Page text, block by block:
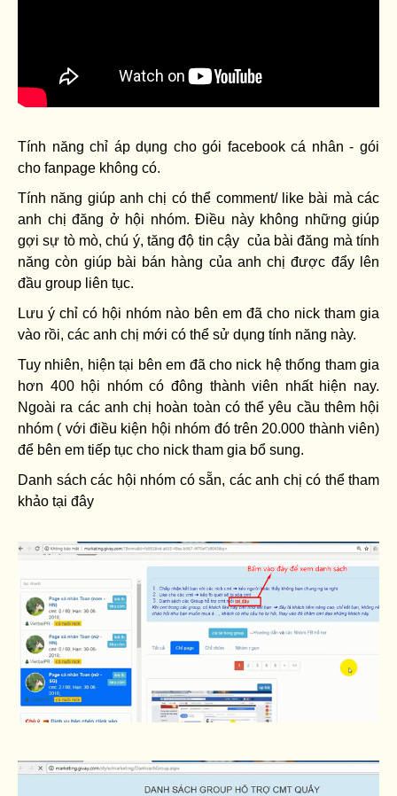
Tính năng chỉ áp dụng cho gói facebook cá nhân - gói
cho fanpage không có.
Tính năng giúp anh chị có thể comment/ like bài mà các
anh chị đăng ở hội nhóm. Điều này không những giúp
gợi sự tò mò, chú ý, tăng độ tin cậy của bài đăng mà tính
năng còn giúp bài bán hàng của anh chị được đẩy lên
đầu group liên tục.
Lưu ý chỉ có hội nhóm nào bên em đã cho nick tham gia
vào rồi, các anh chị mới có thể sử dụng tính năng này.
Tuy nhiên, hiện tại bên em đã cho nick hệ thống tham gia
hơn 400 hội nhóm có đông thành viên nhất hiện nay.
Ngoài ra các anh chị hoàn toàn có thể yêu cầu thêm hội
nhóm ( với điều kiện hội nhóm đó trên 20.000 thành viên)
để bên em tiếp tục cho nick tham gia bổ sung.
Danh sách các hội nhóm có sẵn, các anh chị có thể tham
khảo tại đây